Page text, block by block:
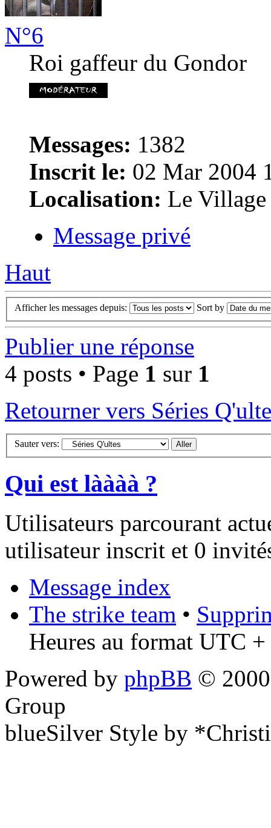
N°6
Roi gaffeur du Gondor
Messages: 1382
Inscrit le: 02 Mar 2004
Localisation: Le Village
Message privé
Haut
Afficher les messages depuis: Sort by
Publier une réponse
4 posts • Page 1 sur 1
Retourner vers Séries
Sauter vers:
Qui est làààà ?
Utilisateurs parcourant
utilisateur inscrit et 0
Message index
The strike team •
Heures au format UTC
Powered by phpBB ©
Group
blueSilver Style by